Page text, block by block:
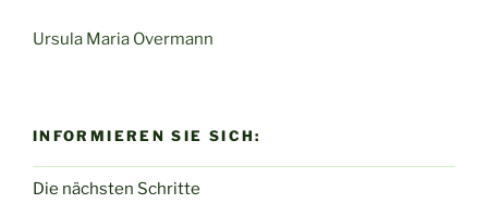
Ursula Maria Overmann
INFORMIEREN SIE SICH:
Die nächsten Schritte